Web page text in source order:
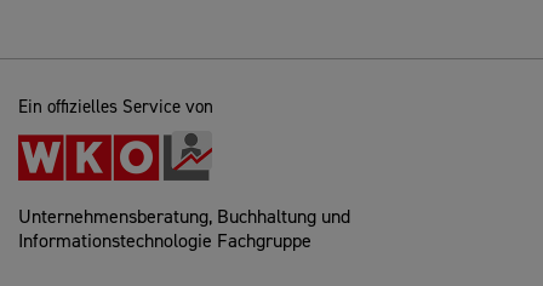
Ein offizielles Service von
Unternehmensberatung, Buchhaltung und
Informationstechnologie Fachgruppe